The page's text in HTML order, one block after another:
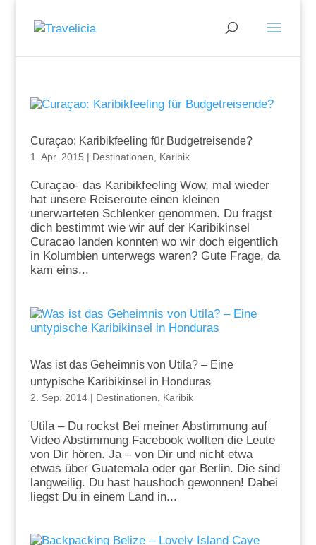
Curaçao: Karibikfeeling für Budgetreisende?
1. Apr. 2015 | Destinationen Karibik
Curaçao- das Karibikfeeling Wow, mal wieder
hat unsere Reiseroute einen kleinen
unerwarteten Schlenker genommen. Du fragst
dich bestimmt wie wir auf der Karibikinsel
Curacao landen konnten wo wir doch eigentlich
in Kolumbien unterwegs waren? Gute Frage, da
kam eins...
Was ist das Geheimnis von Utila? – Eine
untypische Karibikinsel in Honduras
2. Sep. 2014| Destinationen Karibik
Utila – Du rockst Bei meiner Abstimmung auf
Video Abstimmung Facebook wollten die Leute
von Dir hören. Ja – von Dir und nicht etwa
etwas über Guatemala oder gar Berlin. Die sind
langweilig. Du hast haushoch gewonnen! Dabei
liegst Du in einem Land in...